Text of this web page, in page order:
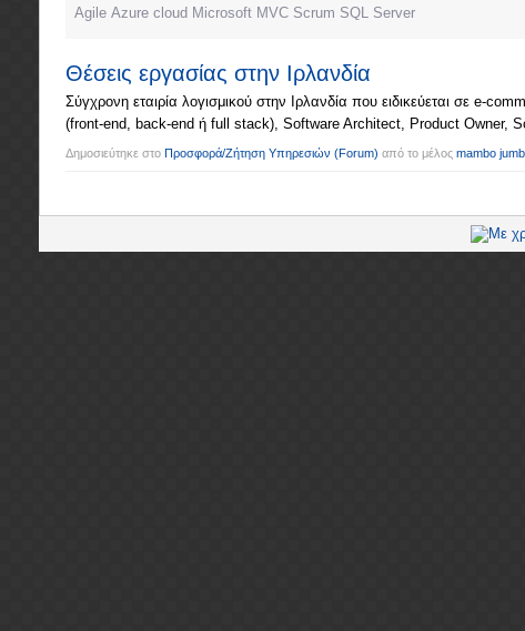
Agile Azure cloud Microsoft MVC Scrum SQL Server
Θέσεις εργασίας στην Ιρλανδία
Σύγχρονη εταιρία λογισμικού στην Ιρλανδία που ειδικεύεται σε e-
(front-end, back-end ή full stack), Software Architect, Product Owner,
Δημοσιεύτηκε στο Προσφορά/Ζήτηση Υπηρεσιών (Forum) από το μέλος mambo